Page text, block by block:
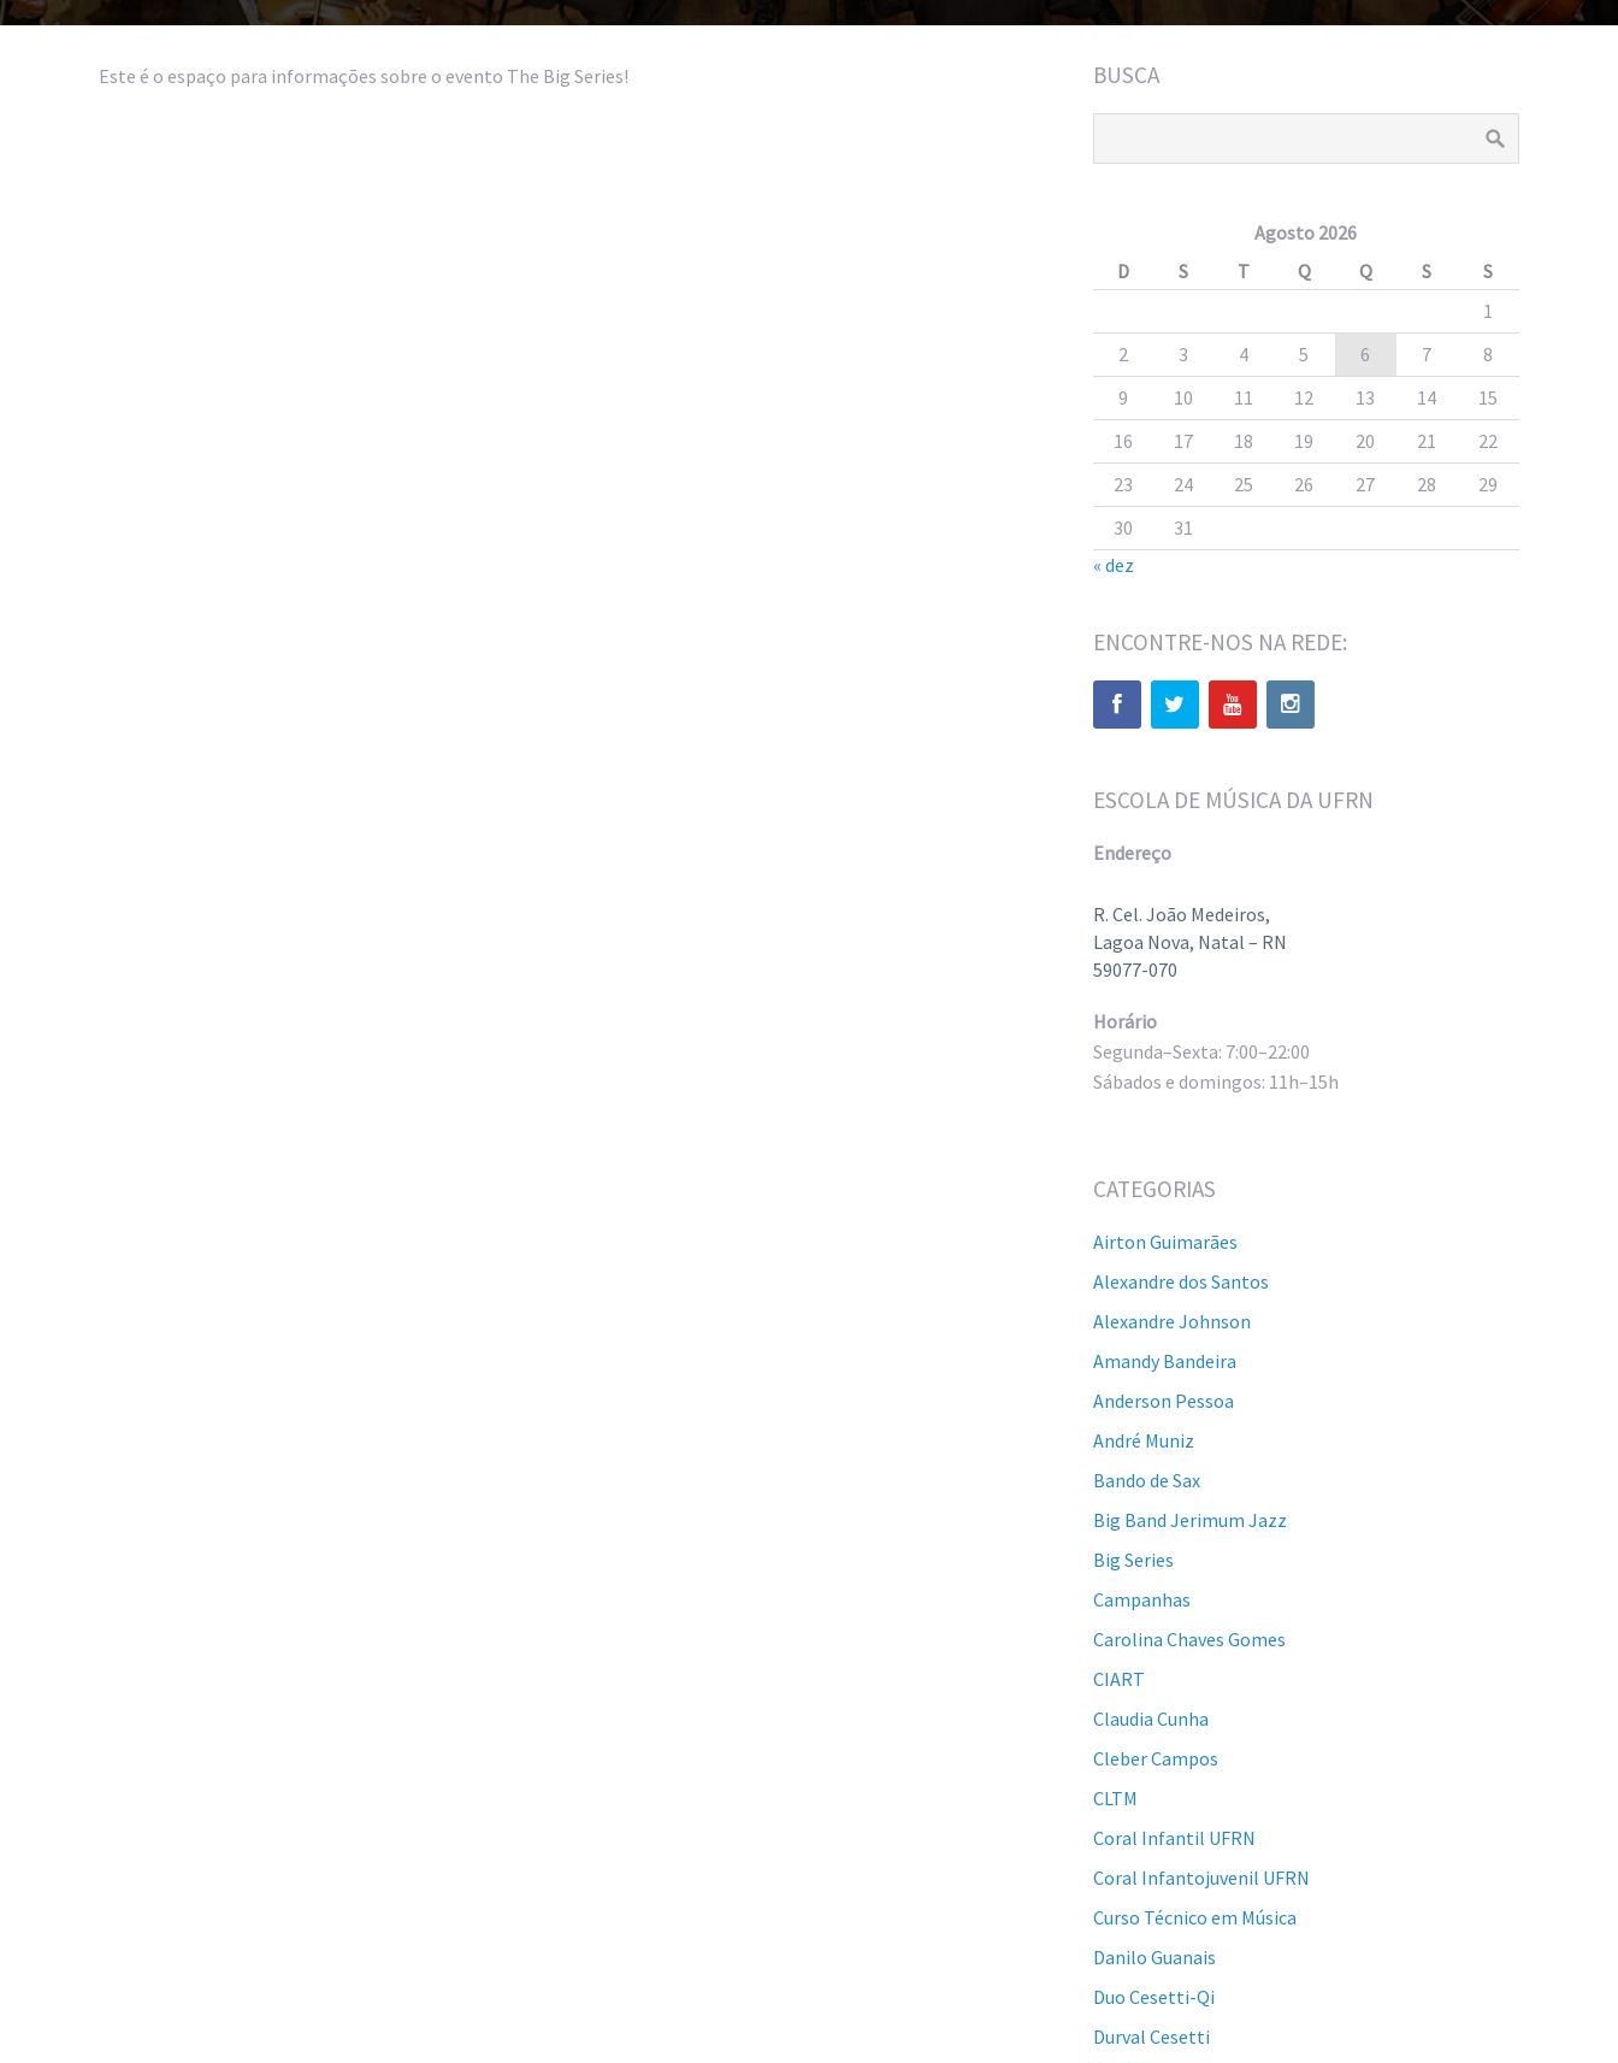
Este é o espaço para informações sobre o evento The Big Series! BUSCA
Agosto 2026
D
S T Q Q S
S
1
2
3 4 5 6 7
8
9
10 11 12 13 14
15
16
17 18 19 20 21
22
23
24 25 26 27 28
29
30
31
« dez
ENCONTRE-NOS NA REDE:
ESCOLA DE MÚSICA DA UFRN
Endereço
R. Cel. João Medeiros,
Lagoa Nova, Natal – RN
59077-070
Horário
Segunda–Sexta: 7:00–22:00
Sábados e domingos: 11h–15h
CATEGORIAS
Airton Guimarães
Alexandre dos Santos
Alexandre Johnson
Amandy Bandeira
Anderson Pessoa
André Muniz
Bando de Sax
Big Band Jerimum Jazz
Big Series
Campanhas
Carolina Chaves Gomes
CIART
Claudia Cunha
Cleber Campos
CLTM
Coral Infantil UFRN
Coral Infantojuvenil UFRN
Curso Técnico em Música
Danilo Guanais
Duo Cesetti-Qi
Durval Cesetti